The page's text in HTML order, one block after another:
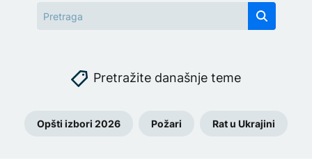
Pretražite današnje teme
Opšti izbori 2026 Požari Rat u Ukrajini